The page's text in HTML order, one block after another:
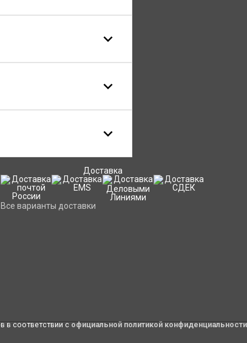
Доставка
Все варианты доставки
в соответствии с официальной политикой конфиденциальности